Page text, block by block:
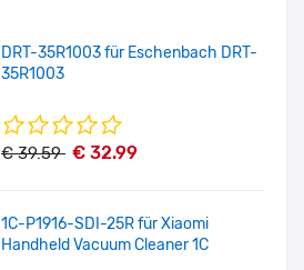
DRT-35R1003 für Eschenbach DRT-
35R1003
€ 39.59 € 32.99
1C-P1916-SDI-25R für Xiaomi
Handheld Vacuum Cleaner 1C